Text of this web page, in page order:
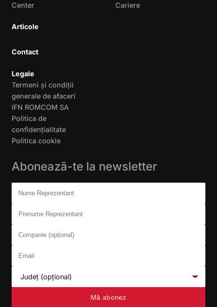
Center
Articole
Cariere
Contact
Legale
Termeni și condiții
generale de afaceri
IFN ROMCOM SA
Politica de
confidențialitate
Politica cookie
Abonează-te la newsletter
Don't fill this out:
Nume Reprezentant
Prenume Reprezentant
Companie (opțional)
Email
Județ (opțional)
Mă abonez